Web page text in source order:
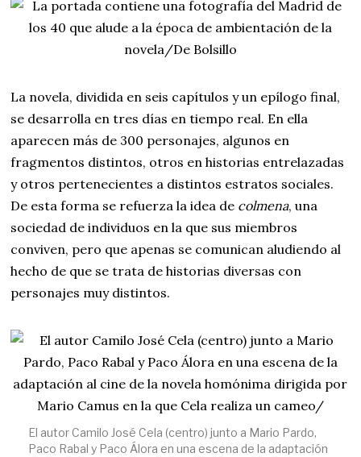
La novela, dividida en seis capítulos y un epílogo final,
se desarrolla en tres días en tiempo real. En ella
aparecen más de 300 personajes, algunos en
fragmentos distintos, otros en historias entrelazadas
y otros pertenecientes a distintos estratos sociales.
De esta forma se refuerza la idea de colmena, una
sociedad de individuos en la que sus miembros
conviven, pero que apenas se comunican aludiendo al
hecho de que se trata de historias diversas con
personajes muy distintos.
El autor Camilo José Cela (centro) junto a Mario Pardo,
Paco Rabal y Paco Álora en una escena de la adaptación